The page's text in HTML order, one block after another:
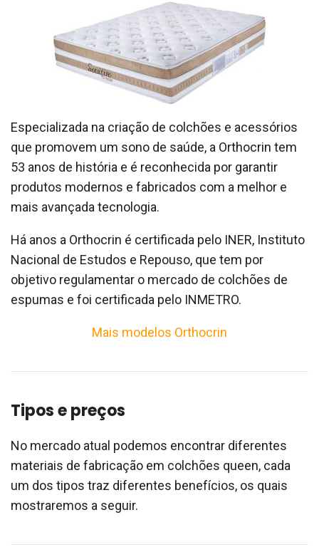
Especializada na criação de colchões e acessórios
que promovem um sono de saúde, a Orthocrin tem
53 anos de história e é reconhecida por garantir
produtos modernos e fabricados com a melhor e
mais avançada tecnologia.
Há anos a Orthocrin é certificada pelo INER, Instituto
Nacional de Estudos e Repouso, que tem por
objetivo regulamentar o mercado de colchões de
espumas e foi certificada pelo INMETRO.
Mais modelos Orthocrin
Tipos e preços
No mercado atual podemos encontrar diferentes
materiais de fabricação em colchões queen, cada
um dos tipos traz diferentes benefícios, os quais
mostraremos a seguir.